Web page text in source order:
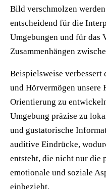
Bild verschmolzen
entscheidend für die
Umgebungen und für das
Zusammenhängen
Beispielsweise verbessert
und Hörvermögen unsere
Orientierung zu
Umgebung präzise zu
und gustatorische
auditive Eindrücke,
entsteht, die nicht nur die
emotionale und soziale
einbezieht.